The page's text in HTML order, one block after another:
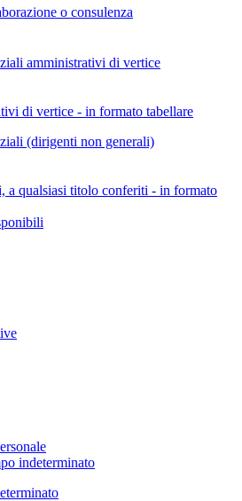
o consulenza
amministrativi di vertice
di vertice - in formato tabellare
(dirigenti non generali)
a qualsiasi titolo conferiti - in formato
indeterminato